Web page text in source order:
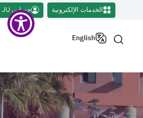
الخدمات الإلكترونية حسابي JU
English